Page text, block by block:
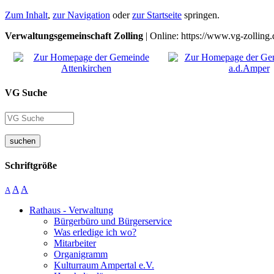
Zum Inhalt, zur Navigation oderzur Startseite springen.
Verwaltungsgemeinschaft Zolling | Online: https://www.vg-
VG Suche
suchen
Schriftgröße
A A A
Rathaus - Verwaltung
Bürgerbüro und Bürgerservice
Was erledige ich wo?
Mitarbeiter
Organigramm
Kulturraum Ampertal e.V.